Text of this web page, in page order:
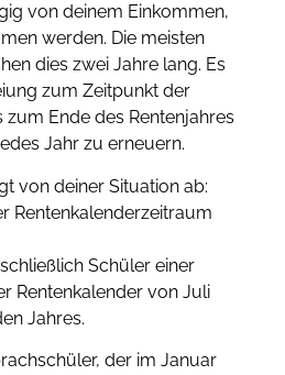
von deinem Einkommen,
werden. Die meisten
dies zwei Jahre lang. Es
zum Zeitpunkt der
zum Ende des Rentenjahres
Jahr zu erneuern.
von deiner Situation ab:
Rentenkalenderzeitraum
Schüler einer
Rentenkalender von Juli
Jahres.
der im Januar